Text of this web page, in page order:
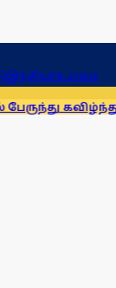
இந்தியாஉலகம்
விபத்து!